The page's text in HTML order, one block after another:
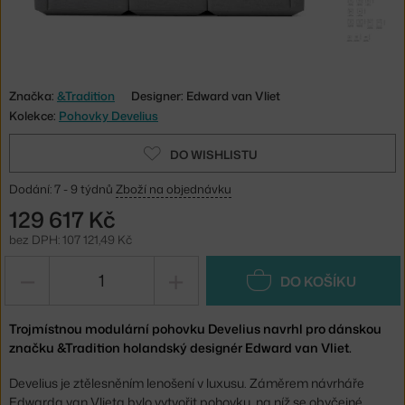
Značka: &Tradition
Designer: Edward van Vliet
Kolekce: Pohovky Develius
DO WISHLISTU
Dodání: 7 - 9 týdnů Zboží na objednávku
129 617 Kč
bez DPH: 107 121,49 Kč
DO KOŠÍKU
Trojmístnou modulární pohovku Develius navrhl pro dánskou
značku &Tradition holandský designér Edward van Vliet.
Develius je ztělesněním lenošení v luxusu. Záměrem návrháře